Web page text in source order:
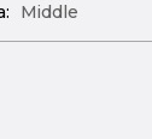
Middle